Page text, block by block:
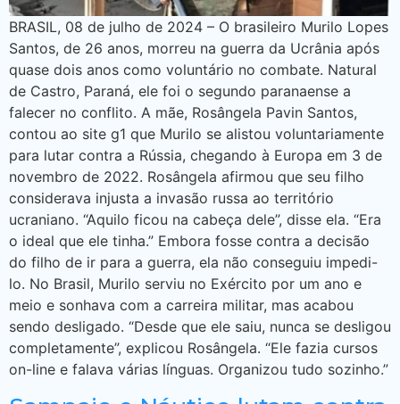
BRASIL, 08 de julho de 2024 – O brasileiro Murilo Lopes
Santos, de 26 anos, morreu na guerra da Ucrânia após
quase dois anos como voluntário no combate. Natural
de Castro, Paraná, ele foi o segundo paranaense a
falecer no conflito. A mãe, Rosângela Pavin Santos,
contou ao site g1 que Murilo se alistou voluntariamente
para lutar contra a Rússia, chegando à Europa em 3 de
novembro de 2022. Rosângela afirmou que seu filho
considerava injusta a invasão russa ao território
ucraniano. “Aquilo ficou na cabeça dele”, disse ela. “Era
o ideal que ele tinha.” Embora fosse contra a decisão
do filho de ir para a guerra, ela não conseguiu impedi-
lo. No Brasil, Murilo serviu no Exército por um ano e
meio e sonhava com a carreira militar, mas acabou
sendo desligado. “Desde que ele saiu, nunca se desligou
completamente”, explicou Rosângela. “Ele fazia cursos
on-line e falava várias línguas. Organizou tudo sozinho.”